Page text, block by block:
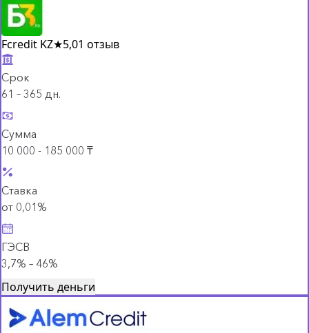
Fcredit KZ★5,01 отзыв
Срок
61 – 365 дн.
Сумма
10 000 - 185 000 ₸
Ставка
от 0,01%
ГЭСВ
3,7% – 46%
Получить деньги